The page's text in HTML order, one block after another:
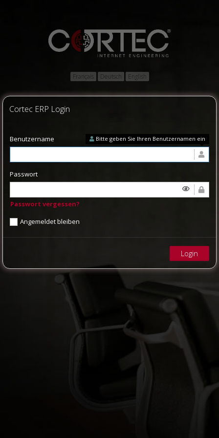
Français Deutsch English
Cortec ERP Login
Benutzername Bitte geben Sie Ihren Benutzernamen ein
Passwort
Passwort vergessen?
Angemeldet bleiben
Login